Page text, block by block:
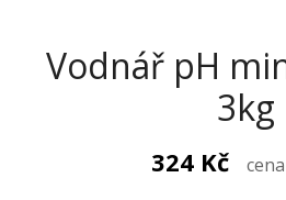
Vodnář pH
3kg
324 Kč